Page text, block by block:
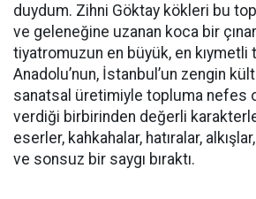
duydum. Zihni Göktay kökleri bu
ve geleneğine uzanan koca bir
tiyatromuzun en büyük, en
Anadolu’nun, İstanbul’un zengin
sanatsal üretimiyle topluma nefes
verdiği birbirinden değerli
eserler, kahkahalar, hatıralar,
ve sonsuz bir saygı bıraktı.